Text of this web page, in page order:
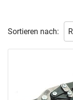
Sortieren nach: